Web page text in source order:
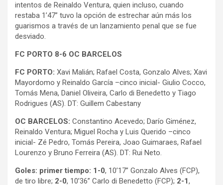
intentos de Reinaldo Ventura, quien incluso, cuando
restaba 1’47” tuvo la opción de estrechar aún más los
guarismos a través de un lanzamiento penal que se fue
desviado.
FC PORTO 8-6 OC BARCELOS
FC PORTO: Xavi Malián; Rafael Costa, Gonzalo Alves; Xavi
Mayordomo y Reinaldo García –cinco inicial- Giulio Cocco,
Tomás Mena, Daniel Oliveira, Carlo di Benedetto y Tiago
Rodrigues (AS). DT: Guillem Cabestany
OC BARCELOS: Constantino Acevedo; Darío Giménez,
Reinaldo Ventura; Miguel Rocha y Luis Querido –cinco
inicial- Zé Pedro, Tomás Pereira, Joao Guimaraes, Rafael
Lourenzo y Bruno Ferreira (AS). DT: Rui Neto.
Goles: primer tiempo: 1-0, 10’17” Gonzalo Alves (FCP),
de tiro libre; 2-0, 10’36” Carlo di Benedetto (FCP); 2-1,